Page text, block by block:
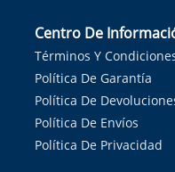
Centro De
Términos Y
Política De Garantía
Política De
Política De Envíos
Política De Privacidad